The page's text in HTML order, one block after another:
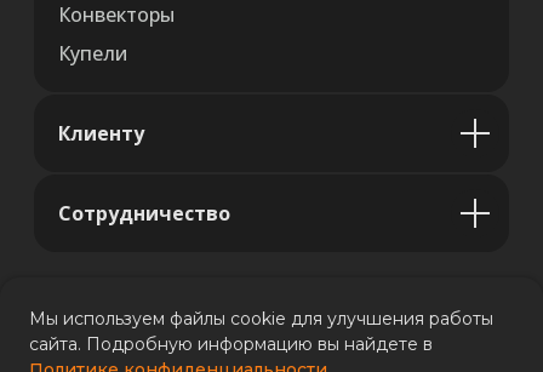
Мы используем файлы cookie для улучшения работы
сайта. Подробную информацию вы найдете в
Конвекторы
Купели
Клиенту
Сотрудничество